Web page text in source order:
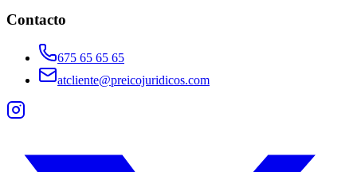
Contacto
675 65 65 65
atcliente@preicojuridicos.com